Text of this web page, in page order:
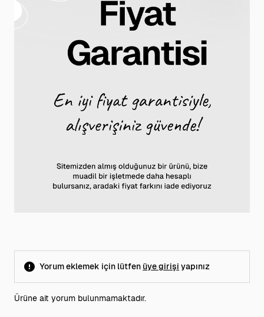
Yorum eklemek için lütfen üye girişi yapınız
Ürüne ait yorum bulunmamaktadır.